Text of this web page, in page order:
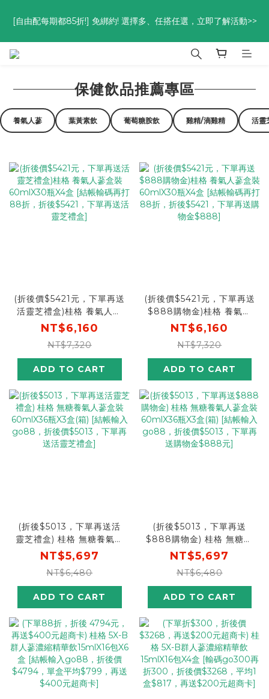
折
[自由配每期都85折!] 免綁約! 選擇多、任搭任選，立即了解活動>>
優惠碼<go300> $3,000折$300  優惠碼<go88> $5,000享88
保健飲品推薦專區
養氣人蔘 葉黃素飲 葡萄糖胺飲 雞精/滴雞精 活靈
(折後價$5421元，下單再送
活靈芝禮盒)桂格 養氣人蔘
盒裝60mlX30瓶X4盒 [結
帳輸碼再打88折，折後
$5421，下單再送活靈芝禮
盒]
NT$6,160
NT$7,320
ADD TO CART
(折後價$5421元，下單再送
$888購物金)桂格 養氣人
蔘盒裝60mlX30瓶X4盒
[結帳輸碼再打88折，折後
$5421，下單再送購物金
$888]
NT$6,160
NT$7,320
ADD TO CART
(折後$5013，下單再送活
靈芝禮盒) 桂格 無糖養氣人
蔘盒裝60mlX36瓶X3盒
(箱) [結帳輸入go88，折後
價$5013，下單再送活靈芝
禮盒]
NT$5,697
NT$6,480
ADD TO CART
(折後$5013，下單再送
$888購物金) 桂格 無糖養
氣人蔘盒裝60mlX36瓶X3
盒(箱) [結帳輸入go88，折
後價$5013，下單再送購物
金$888元]
NT$5,697
NT$6,480
ADD TO CART